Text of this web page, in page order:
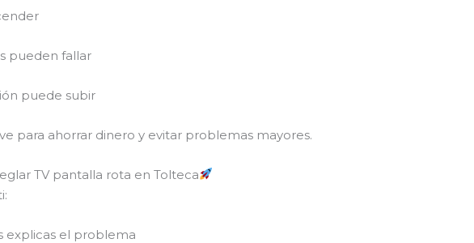
pueden fallar
puede subir
para ahorrar dinero y evitar problemas mayores.
TV pantalla rota en Tolteca
explicas el problema